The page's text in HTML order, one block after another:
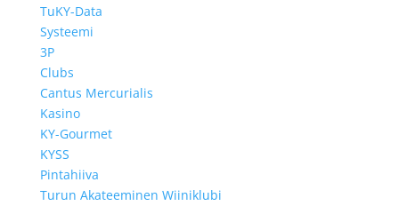
TuKY-Data
Systeemi
3P
Clubs
Cantus Mercurialis
Kasino
KY-Gourmet
KYSS
Pintahiiva
Turun Akateeminen Wiiniklubi